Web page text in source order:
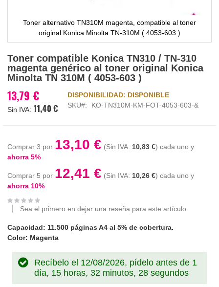
Toner alternativo TN310M magenta, compatible al toner
original Konica Minolta TN-310M ( 4053-603 )
al
comienzo
de
galería
de
Toner compatible Konica TN310 / TN-310
magenta genérico al toner original Konica
Minolta TN 310M ( 4053-603 )
13,79 €
11,40 €
DISPONIBILIDAD: DISPONIBLE
SKU
KO-TN310M-KM-FOT-4053-603-&
Comprar 3 por 13,10 € 10,83 € cada uno y
ahorra 5%
Comprar 5 por 12,41 € 10,26 € cada uno y
ahorra 10%
Sea el primero en dejar una reseña para este artículo
Capacidad: 11.500 páginas A4 al 5% de cobertura.
Color: Magenta
Recíbelo el 12/08/2026, pídelo antes de 1
día, 15 horas, 32 minutos, 28 segundos